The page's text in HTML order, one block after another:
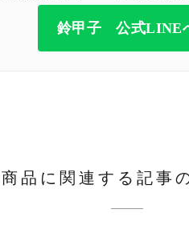
鈴甲子 公式LINE
商品に関連する記事